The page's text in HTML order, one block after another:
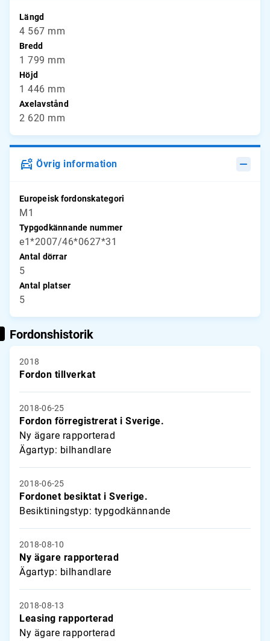
Längd
4 567 mm
Bredd
1 799 mm
Höjd
1 446 mm
Axelavstånd
2 620 mm
Övrig information
Europeisk fordonskategori
M1
Typgodkännande nummer
e1*2007/46*0627*31
Antal dörrar
5
Antal platser
5
Fordonshistorik
2018
Fordon tillverkat
2018-06-25
Fordon förregistrerat i Sverige.
Ny ägare rapporterad
Ägartyp: bilhandlare
2018-06-25
Fordonet besiktat i Sverige.
Besiktiningstyp: typgodkännande
2018-08-10
Ny ägare rapporterad
Ägartyp: bilhandlare
2018-08-13
Leasing rapporterad
Ny ägare rapporterad